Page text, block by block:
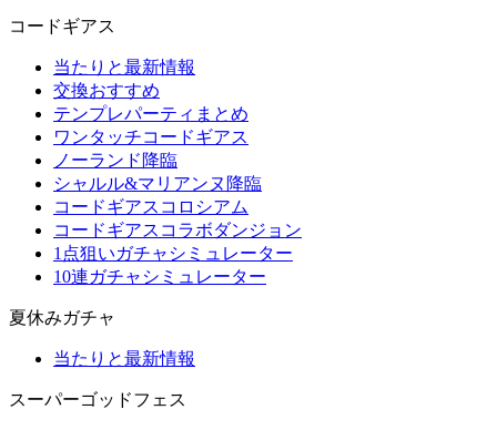
コードギアス
当たりと最新情報
交換おすすめ
テンプレパーティまとめ
ワンタッチコードギアス
ノーランド降臨
シャルル&マリアンヌ降臨
コードギアスコロシアム
コードギアスコラボダンジョン
1点狙いガチャシミュレーター
10連ガチャシミュレーター
夏休みガチャ
当たりと最新情報
スーパーゴッドフェス